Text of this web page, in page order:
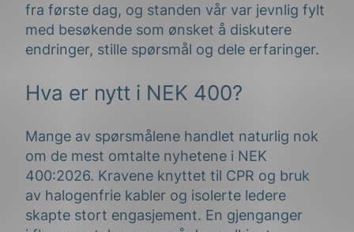
fra første dag, og standen vår var jevnlig fylt
med besøkende som ønsket å diskutere
endringer, stille spørsmål og dele erfaringer.
Hva er nytt i NEK 400?
Mange av spørsmålene handlet naturlig nok
om de mest omtalte nyhetene i NEK
400:2026. Kravene knyttet til CPR og bruk
av halogenfrie kabler og isolerte ledere
skapte stort engasjement. En gjenganger